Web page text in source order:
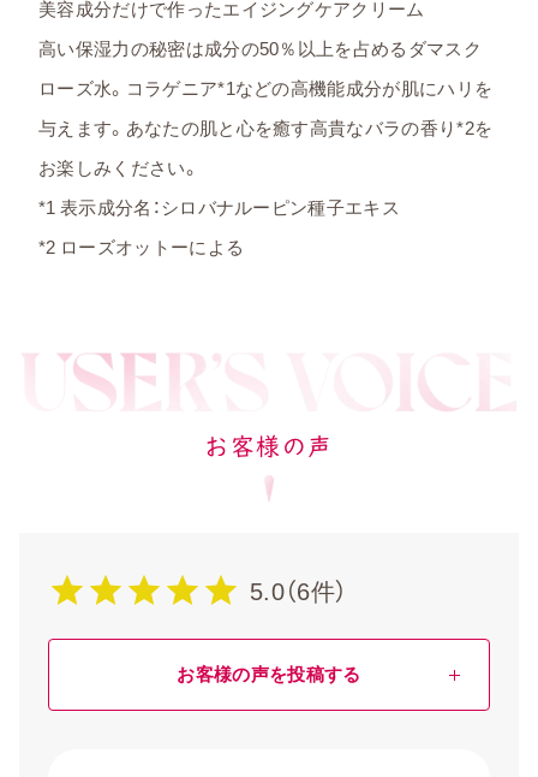
美容成分だけで作ったエイジングケアクリーム
高い保湿力の秘密は成分の50％以上を占めるダマスク
ローズ水。コラゲニア*1などの高機能成分が肌にハリを
与えます。あなたの肌と心を癒す高貴なバラの香り*2を
お楽しみください。
*1 表示成分名：シロバナルーピン種子エキス
*2 ローズオットーによる
お客様の声
5.0（6件）
お客様の声を投稿する